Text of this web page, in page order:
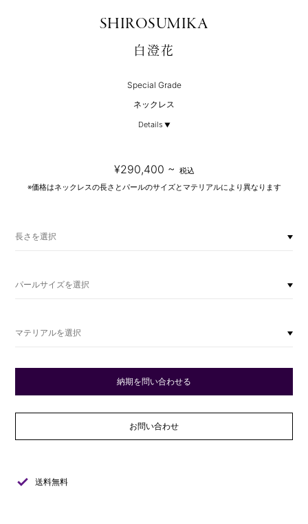
SHIROSUMIKA
白澄花
Special Grade
ネックレス
Details
¥290,400 ~ 税込
※価格はネックレスの長さとパールのサイズとマテリアルにより異なります
長さを選択
パールサイズを選択
マテリアルを選択
納期を問い合わせる
お問い合わせ
check 送料無料